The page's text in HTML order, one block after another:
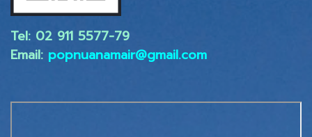
Tel: 02 ​911 5577-79
Email: popnuanamair@gmail.com